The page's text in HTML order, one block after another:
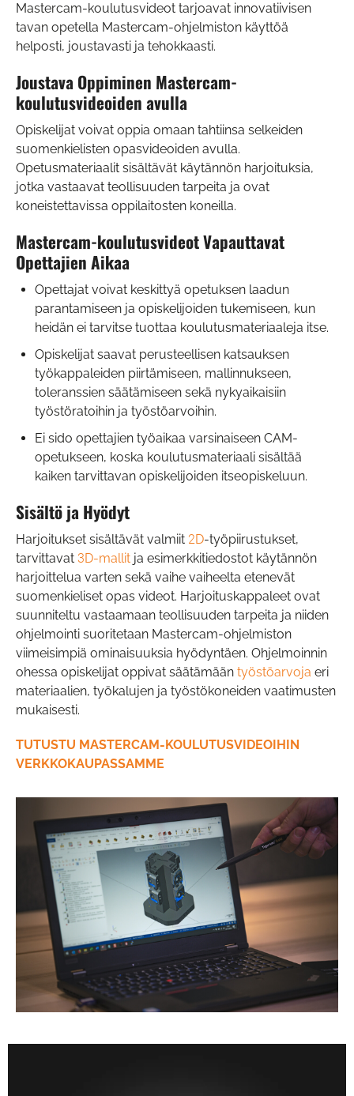
Mastercam-koulutusvideot tarjoavat innovatiivisen
tavan opetella Mastercam-ohjelmiston käyttöä
helposti, joustavasti ja tehokkaasti.
Joustava Oppiminen Mastercam-
koulutusvideoiden avulla
Opiskelijat voivat oppia omaan tahtiinsa selkeiden
suomenkielisten opasvideoiden avulla.
Opetusmateriaalit sisältävät käytännön harjoituksia,
jotka vastaavat teollisuuden tarpeita ja ovat
koneistettavissa oppilaitosten koneilla.
Mastercam-koulutusvideot Vapauttavat
Opettajien Aikaa
Opettajat voivat keskittyä opetuksen laadun
parantamiseen ja opiskelijoiden tukemiseen, kun
heidän ei tarvitse tuottaa koulutusmateriaaleja itse.
Opiskelijat saavat perusteellisen katsauksen
työkappaleiden piirtämiseen, mallinnukseen,
toleranssien säätämiseen sekä nykyaikaisiin
työstöratoihin ja työstöarvoihin.
Ei sido opettajien työaikaa varsinaiseen CAM-
opetukseen, koska koulutusmateriaali sisältää
kaiken tarvittavan opiskelijoiden itseopiskeluun.
Sisältö ja Hyödyt
Harjoitukset sisältävät valmiit 2D-työpiirustukset,
tarvittavat 3D-mallit ja esimerkkitiedostot käytännön
harjoittelua varten sekä vaihe vaiheelta etenevät
suomenkieliset opas videot. Harjoituskappaleet ovat
suunniteltu vastaamaan teollisuuden tarpeita ja niiden
ohjelmointi suoritetaan Mastercam-ohjelmiston
viimeisimpiä ominaisuuksia hyödyntäen. Ohjelmoinnin
ohessa opiskelijat oppivat säätämään työstöarvoja eri
materiaalien, työkalujen ja työstökoneiden vaatimusten
mukaisesti.
TUTUSTU MASTERCAM-KOULUTUSVIDEOIHIN
VERKKOKAUPASSAMME